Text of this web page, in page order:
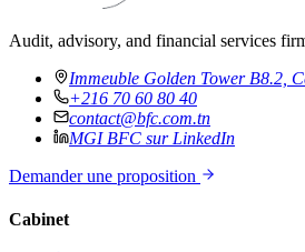
Audit, advisory, and financial services
Immeuble Golden Tower B8.2,
+216 70 60 80 40
contact@bfc.com.tn
MGI BFC sur LinkedIn
Demander une proposition
Cabinet